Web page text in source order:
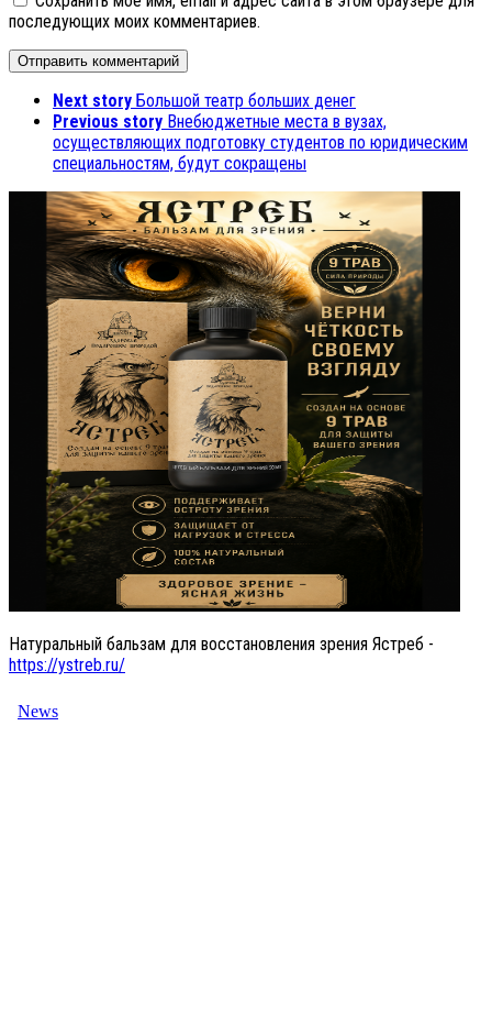
последующих моих комментариев.
Next story Большой театр больших денег
Previous story Внебюджетные места в вузах,
осуществляющих подготовку студентов по юридическим
специальностям, будут сокращены
Натуральный бальзам для восстановления зрения Ястреб -
https://ystreb.ru/